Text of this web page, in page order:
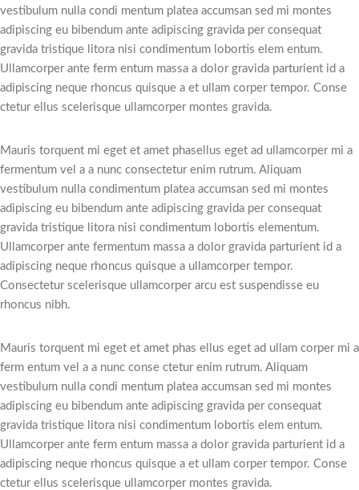
vestibulum nulla condi mentum platea accumsan sed mi montes
adipiscing eu bibendum ante adipiscing gravida per consequat
gravida tristique litora nisi condimentum lobortis elem entum.
Ullamcorper ante ferm entum massa a dolor gravida parturient id a
adipiscing neque rhoncus quisque a et ullam corper tempor. Conse
ctetur ellus scelerisque ullamcorper montes gravida.
Mauris torquent mi eget et amet phasellus eget ad ullamcorper mi a
fermentum vel a a nunc consectetur enim rutrum. Aliquam
vestibulum nulla condimentum platea accumsan sed mi montes
adipiscing eu bibendum ante adipiscing gravida per consequat
gravida tristique litora nisi condimentum lobortis elementum.
Ullamcorper ante fermentum massa a dolor gravida parturient id a
adipiscing neque rhoncus quisque a ullamcorper tempor.
Consectetur scelerisque ullamcorper arcu est suspendisse eu
rhoncus nibh.
Mauris torquent mi eget et amet phas ellus eget ad ullam corper mi a
ferm entum vel a a nunc conse ctetur enim rutrum. Aliquam
vestibulum nulla condi mentum platea accumsan sed mi montes
adipiscing eu bibendum ante adipiscing gravida per consequat
gravida tristique litora nisi condimentum lobortis elem entum.
Ullamcorper ante ferm entum massa a dolor gravida parturient id a
adipiscing neque rhoncus quisque a et ullam corper tempor. Conse
ctetur ellus scelerisque ullamcorper montes gravida.